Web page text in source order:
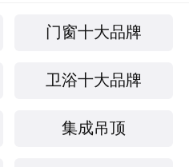
门窗十大品牌
卫浴十大品牌
集成吊顶